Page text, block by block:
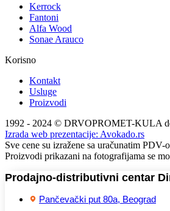
Kerrock
Fantoni
Alfa Wood
Sonae Arauco
Korisno
Kontakt
Usluge
Proizvodi
1992 - 2024 © DRVOPROMET-KULA
Izrada web prezentacije: Avokado.rs
Sve cene su izražene sa uračunatim PDV-
Proizvodi prikazani na fotografijama se
Prodajno-distributivni centar
Pančevački put 80a, Beograd